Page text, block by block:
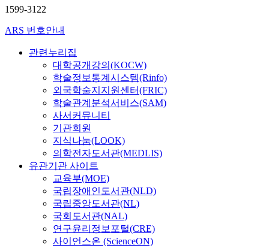
1599-3122
ARS 번호안내
관련누리집
대학공개강의(KOCW)
학술정보통계시스템(Rinfo)
외국학술지지원센터(FRIC)
학술관계분석서비스(SAM)
사서커뮤니티
기관회원
지식나눔(LOOK)
의학전자도서관(MEDLIS)
유관기관 사이트
교육부(MOE)
국립장애인도서관(NLD)
국립중앙도서관(NL)
국회도서관(NAL)
연구윤리정보포털(CRE)
사이언스온 (ScienceON)